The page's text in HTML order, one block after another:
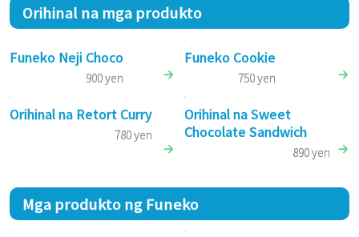
Orihinal na mga produkto
Funeko Neji Choco
900 yen
Funeko Cookie
750 yen
Orihinal na Retort Curry
780 yen
Orihinal na Sweet
Chocolate Sandwich
890 yen
Mga produkto ng Funeko